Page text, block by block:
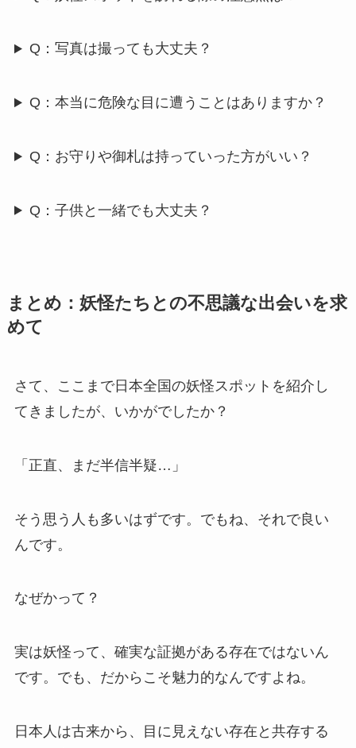
Q：写真は撮っても大丈夫？
Q：本当に危険な目に遭うことはありますか？
Q：お守りや御札は持っていった方がいい？
Q：子供と一緒でも大丈夫？
まとめ：妖怪たちとの不思議な出会いを求
めて
さて、ここまで日本全国の妖怪スポットを紹介し
てきましたが、いかがでしたか？
「正直、まだ半信半疑…」
そう思う人も多いはずです。でもね、それで良い
んです。
なぜかって？
実は妖怪って、確実な証拠がある存在ではないん
です。でも、だからこそ魅力的なんですよね。
日本人は古来から、目に見えない存在と共存する